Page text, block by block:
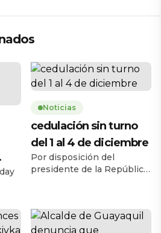
Noticias
cedulación sin turno
del 1 al 4 de diciembre
Por disposición del
presidente de la República,
cedulación sin turno entre
el lunes 1 y el jueves 4 de